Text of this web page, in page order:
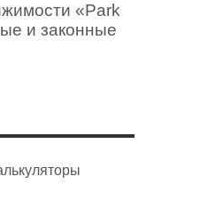
«Park
и законные